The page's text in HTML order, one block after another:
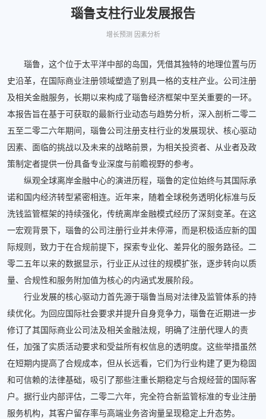
瑙鲁支柱行业发展报告
增长预测 因素分析
瑙鲁，这个位于太平洋中部的岛国，凭借其独特的地理位置与历
史沿革，在国际商业注册领域塑造了别具一格的支柱产业。公司注册
及相关金融服务，长期以来构成了瑙鲁经济框架中至关重要的一环。
本报告旨在基于可获取的最新行业动态与趋势分析，深入剖析二零二
五至二零二六年期间，瑙鲁公司注册支柱行业的发展现状、核心驱动
因素、面临的挑战以及未来的战略前景，为相关投资者、从业者及政
策制定者提供一份具备专业深度与前瞻视野的参考。
纵观全球离岸金融中心的演进历程，瑙鲁的定位始终与其国际承
诺和国内经济转型紧密相连。近年来，随着全球税务透明化标准与反
洗钱监管框架的持续强化，传统离岸金融模式经历了深刻变革。在这
一宏观背景下，瑙鲁的公司注册行业并未停滞，而是积极适应新的国
际规则，致力于在合规前提下，探索专业化、差异化的服务路径。二
零二五年以来的数据显示，行业正从过往的规模扩张，逐步转向以质
量、合规性和服务附加值为核心的内涵式发展阶段。
行业发展的核心驱动力首先源于瑙鲁当局对法律及监管体系的持
续优化。为回应国际社会要求并提升自身竞争力，瑙鲁在近期进一步
修订了其国际商业公司法及相关金融法规，明确了注册代理人的责
任，加强了实质活动要求和受益所有权信息的透明度。这些举措虽然
在短期内提高了合规成本，但从长远看，它们为行业构建了更为稳固
和可信赖的法律基础，吸引了那些注重长期稳定与合规经营的国际客
户。据行业内部评估，二零二六年，完全符合新监管标准的专业注册
服务机构，其客户留存率与高端业务咨询量呈现稳定上升态势。